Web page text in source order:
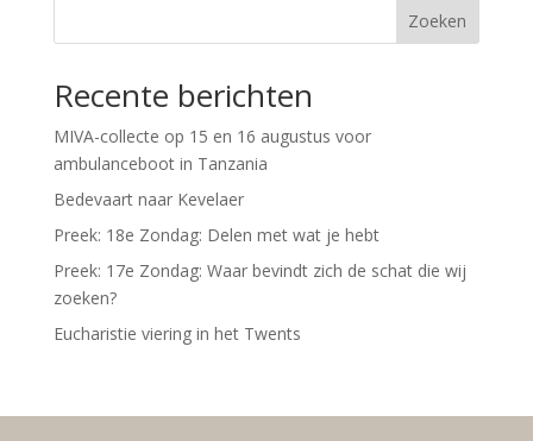
Zoeken
Recente berichten
MIVA-collecte op 15 en 16 augustus voor
ambulanceboot in Tanzania
Bedevaart naar Kevelaer
Preek: 18e Zondag: Delen met wat je hebt
Preek: 17e Zondag: Waar bevindt zich de schat die wij
zoeken?
Eucharistie viering in het Twents